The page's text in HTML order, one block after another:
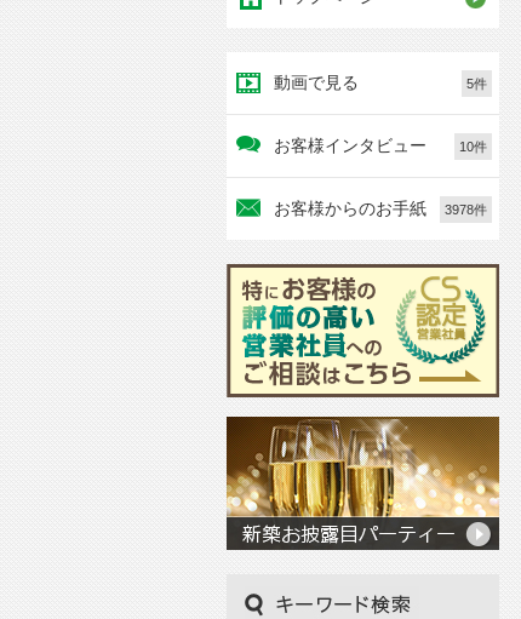
動画で見る 5件
お客様インタビュー 10件
お客様からのお手紙 3978件